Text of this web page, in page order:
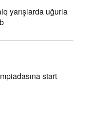
yarışlarda uğurla
start